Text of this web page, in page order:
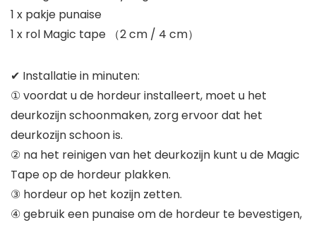
1 x pakje punaise
1 x rol Magic tape （2 cm / 4 cm）
✔ Installatie in minuten:
① voordat u de hordeur installeert, moet u het
deurkozijn schoonmaken, zorg ervoor dat het
deurkozijn schoon is.
② na het reinigen van het deurkozijn kunt u de Magic
Tape op de hordeur plakken.
③ hordeur op het kozijn zetten.
④ gebruik een punaise om de hordeur te bevestigen,